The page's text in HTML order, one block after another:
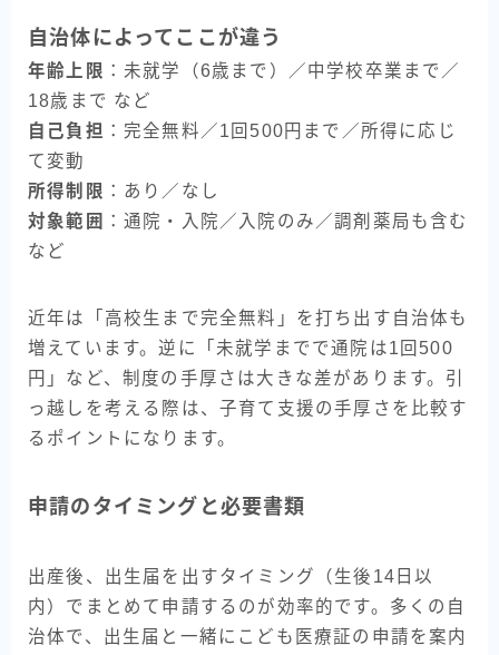
自治体によってここが違う
年齢上限 ：未就学（6歳まで）／中学校卒業まで／
18歳まで など
自己負担 ：完全無料／1回500円まで／所得に応じ
て変動
所得制限 ：あり／なし
対象範囲 ：通院・入院／入院のみ／調剤薬局も含む
など
近年は「高校生まで完全無料」を打ち出す自治体も
増えています。逆に「未就学までで通院は1回500
円」など、制度の手厚さは大きな差があります。引
っ越しを考える際は、子育て支援の手厚さを比較す
るポイントになります。
申請のタイミングと必要書類
出産後、出生届を出すタイミング（生後14日以
内）でまとめて申請するのが効率的です。多くの自
治体で、出生届と一緒にこども医療証の申請を案内